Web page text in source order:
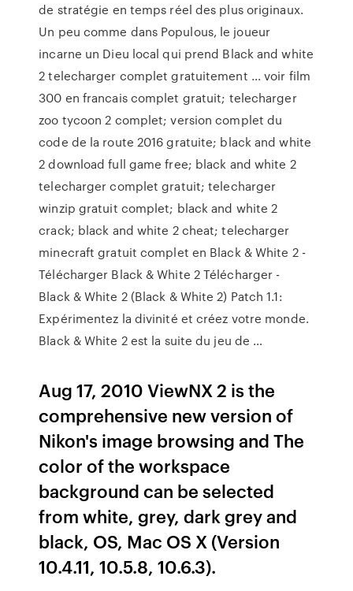
de stratégie en temps réel des plus originaux.
Un peu comme dans Populous, le joueur
incarne un Dieu local qui prend Black and white
2 telecharger complet gratuitement ... voir film
300 en francais complet gratuit; telecharger
zoo tycoon 2 complet; version complet du
code de la route 2016 gratuite; black and white
2 download full game free; black and white 2
telecharger complet gratuit; telecharger
winzip gratuit complet; black and white 2
crack; black and white 2 cheat; telecharger
minecraft gratuit complet en Black & White 2 -
Télécharger Black & White 2 Télécharger -
Black & White 2 (Black & White 2) Patch 1.1:
Expérimentez la divinité et créez votre monde.
Black & White 2 est la suite du jeu de …
Aug 17, 2010 ViewNX 2 is the
comprehensive new version of
Nikon's image browsing and The
color of the workspace
background can be selected
from white, grey, dark grey and
black, OS, Mac OS X (Version
10.4.11, 10.5.8, 10.6.3).